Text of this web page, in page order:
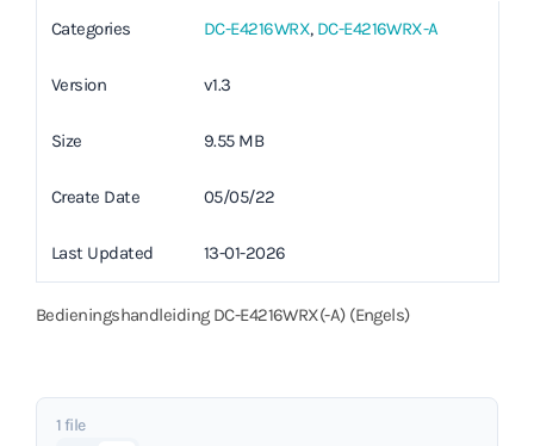
Categories DC-E4216WRX, DC-E4216WRX-A
Version v1.3
Size 9.55 MB
Create Date 05/05/22
Last Updated 13-01-2026
Bedieningshandleiding DC-E4216WRX(-A) (Engels)
1 file